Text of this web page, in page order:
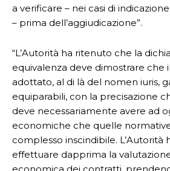
a verificare – nei casi di
– prima dell’aggiudicazione”.
“L’Autorità ha ritenuto che la
equivalenza deve dimostrare che
adottato, al di là del nomen iuris,
equiparabili, con la precisazione
deve necessariamente avere ad
economiche che quelle
complesso inscindibile. L’Autorità
effettuare dapprima la